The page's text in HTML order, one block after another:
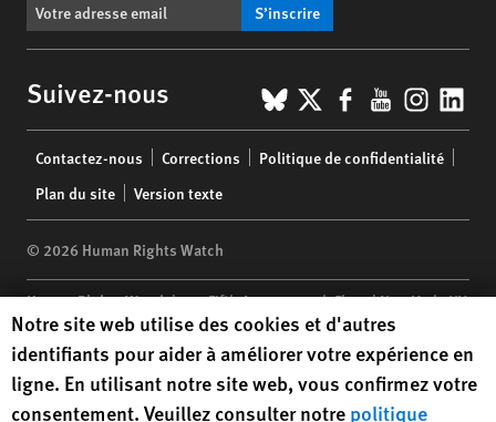
S’inscrire
Suivez-nous BlueSky
X Facebook
YouTube
menu
Contactez-nous Corrections
Politique de confidentialité
Plan du site
Version texte
© 2026 Human Rights Watch
Human Rights Watch| 350 Fifth Avenue, 34th Floor | New York,NY
10118-3299USA |t1.212.290.4700
Human Rights Watchis a 501(C)(3) nonprofit registered in the US
under EIN: 13-2875808
Human Rights Watch cookie preferences
Notre site web utilise des cookies et d'autres
identifiants pour aider à améliorer votre expérience en
ligne. En utilisant notre site web, vous confirmez votre
consentement. Veuillez consulter notre politique